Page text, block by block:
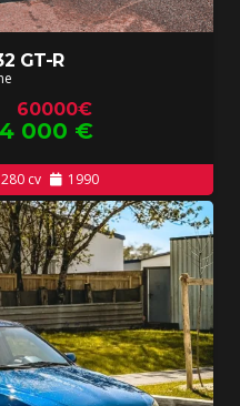
GT-R
60000€
000 €
280cv 1990